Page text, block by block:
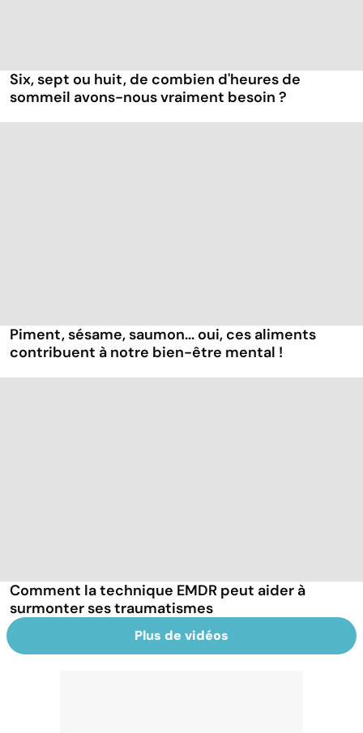
Six, sept ou huit, de combien d'heures de
sommeil avons-nous vraiment besoin ?
Piment, sésame, saumon... oui, ces aliments
contribuent à notre bien-être mental !
Comment la technique EMDR peut aider à
surmonter ses traumatismes
Plus de vidéos